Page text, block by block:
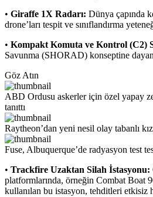
• Giraffe 1X Radarı: Dünya çapında
drone’ları tespit ve sınıflandırma
• Kompakt Komuta ve Kontrol (C2)
Savunma (SHORAD) konseptine
Göz Atın
ABD Ordusu askerler için özel yapay
tanıttı
Raytheon’dan yeni nesil olay tabanlı
Fuse, Albuquerque’de radyasyon test
• Trackfire Uzaktan Silah İstasyonu:
platformlarında, örneğin Combat Boat
kullanılan bu istasyon, tehditleri etkisiz